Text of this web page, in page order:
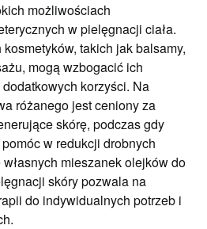
możliwościach
w pielęgnacji ciała.
takich jak balsamy,
mogą wzbogacić ich
korzyści. Na
różanego jest ceniony za
skórę, podczas gdy
w redukcji drobnych
mieszanek olejków do
skóry pozwala na
do indywidualnych potrzeb i